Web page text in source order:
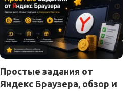
Простые задания от
Яндекс Браузера, обзор и